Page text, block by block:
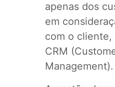
apenas dos
em
com o
CRM
Management).